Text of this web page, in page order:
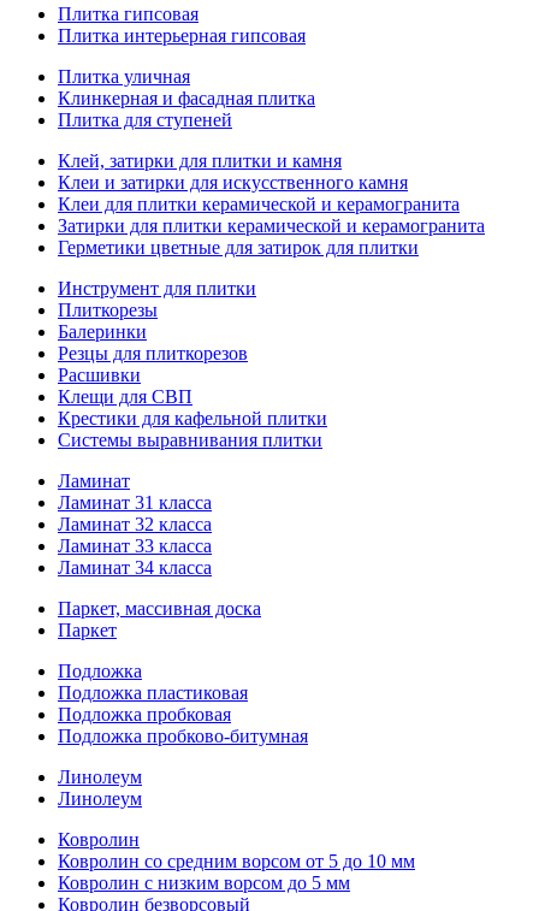
Плитка гипсовая
Плитка интерьерная гипсовая
Плитка уличная
Клинкерная и фасадная плитка
Плитка для ступеней
Клей, затирки для плитки и камня
Клеи и затирки для искусственного камня
Клеи для плитки керамической и керамогранита
Затирки для плитки керамической и керамогранита
Герметики цветные для затирок для плитки
Инструмент для плитки
Плиткорезы
Балеринки
Резцы для плиткорезов
Расшивки
Клещи для СВП
Крестики для кафельной плитки
Системы выравнивания плитки
Ламинат
Ламинат 31 класса
Ламинат 32 класса
Ламинат 33 класса
Ламинат 34 класса
Паркет, массивная доска
Паркет
Подложка
Подложка пластиковая
Подложка пробковая
Подложка пробково-битумная
Линолеум
Линолеум
Ковролин
Ковролин со средним ворсом от 5 до 10 мм
Ковролин с низким ворсом до 5 мм
Ковролин безворсовый